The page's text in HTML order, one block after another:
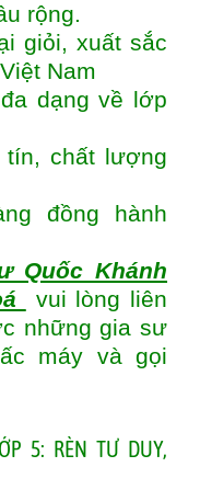
rộng.
giỏi, xuất sắc
Nam
dạng về lớp
tín, chất lượng
đồng hành
Quốc Khánh
vui lòng liên
những gia sư
máy và gọi
5: RÈN TƯ DUY,